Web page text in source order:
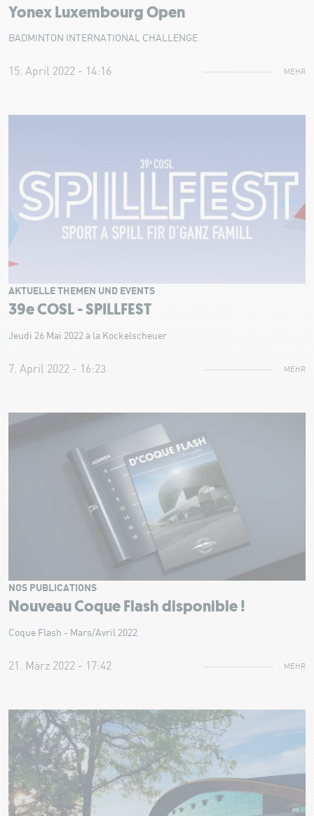
Yonex Luxembourg Open
BADMINTON INTERNATIONAL CHALLENGE
15. April 2022 - 14:16 MEHR
39e COSL - SPILLFEST
AKTUELLE THEMEN UND EVENTS
Jeudi 26 Mai 2022 à la Kockelscheuer
7. April 2022 - 16:23 MEHR
Nouveau Coque Flash disponible !
NOS PUBLICATIONS
Coque Flash - Mars/Avril 2022
21. März 2022 - 17:42 MEHR